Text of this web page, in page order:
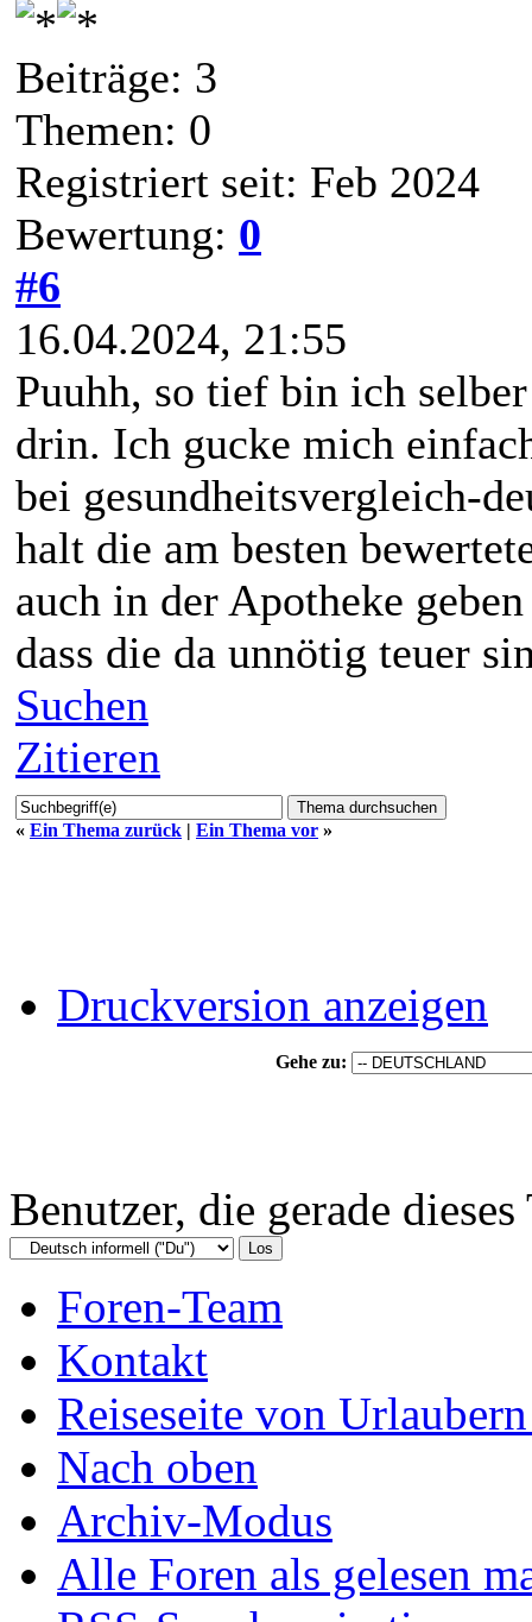
Beiträge: 3
Themen: 0
Registriert seit: Feb 2024
Bewertung: 0
#6
16.04.2024, 21:55
Puuhh, so tief bin ich
drin. Ich gucke mich
bei gesundheitsvergleich-
halt die am besten
auch in der Apotheke
dass die da unnötig teuer
Suchen
Zitieren
« Ein Thema zurück | Ein Thema vor »
Druckversion anzeigen
Gehe zu:
Benutzer, die gerade
Foren-Team
Kontakt
Reiseseite von
Nach oben
Archiv-Modus
Alle Foren als gelesen